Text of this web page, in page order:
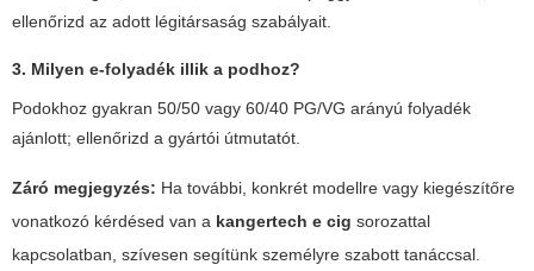
ellenőrizd az adott légitársaság szabályait.
3. Milyen e-folyadék illik a podhoz?
Podokhoz gyakran 50/50 vagy 60/40 PG/VG arányú folyadék
ajánlott; ellenőrizd a gyártói útmutatót.
Záró megjegyzés: Ha további, konkrét modellre vagy kiegészítőre
vonatkozó kérdésed van a kangertech e cig sorozattal
kapcsolatban, szívesen segítünk személyre szabott tanáccsal.